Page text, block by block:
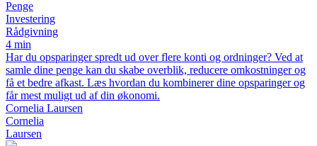
Penge
Investering
Rådgivning
4 min
Har du opsparinger spredt ud over flere konti og ordninger? Ved at
samle dine penge kan du skabe overblik, reducere omkostninger og
få et bedre afkast. Læs hvordan du kombinerer dine opsparinger og
får mest muligt ud af din økonomi.
Cornelia Laursen
Cornelia
Laursen